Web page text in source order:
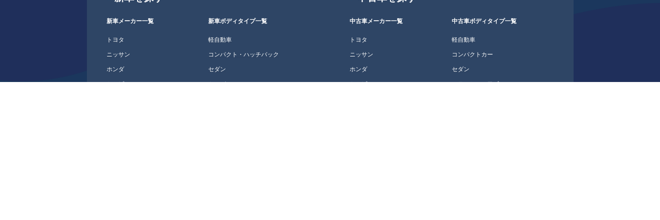
新車メーカー一覧
トヨタ
ニッサン
ホンダ
ミツビシ
新車ボディタイプ一覧
軽自動車
コンパクト・ハッチバック
セダン
ミニバン
中古車メーカー一覧
トヨタ
ニッサン
ホンダ
ミツビシ
中古車ボディタイプ一覧
軽自動車
コンパクトカー
セダン
ステーションワゴン